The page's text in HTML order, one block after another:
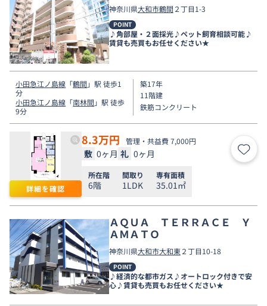
神奈川県大和市鶴間 ２丁目1-3
POINT
♪角部屋・２面採光♪ペット飼育相談可能♪
賃貸も売買もお任せください★
小田急江ノ島線 「鶴間 」駅 徒歩1
分
小田急江ノ島線 「南林間 」駅 徒歩
9分
築17年
11階建
鉄筋コンクリート
詳細を確認
8.3万円 管理・共益費 7,000円
敷 0ヶ月 礼 0ヶ月 お気
所在階
6階
間取り
1LDK
専有面積
35.01㎡
ＡＱＵＡ ＴＥＲＲＡＣＥ Ｙ
ＡＭＡＴＯ
神奈川県大和市大和東２丁目10-18
POINT
♪経済的な都市ガス♪オートロック付きで安
心♪賃貸も売買もお任せください★